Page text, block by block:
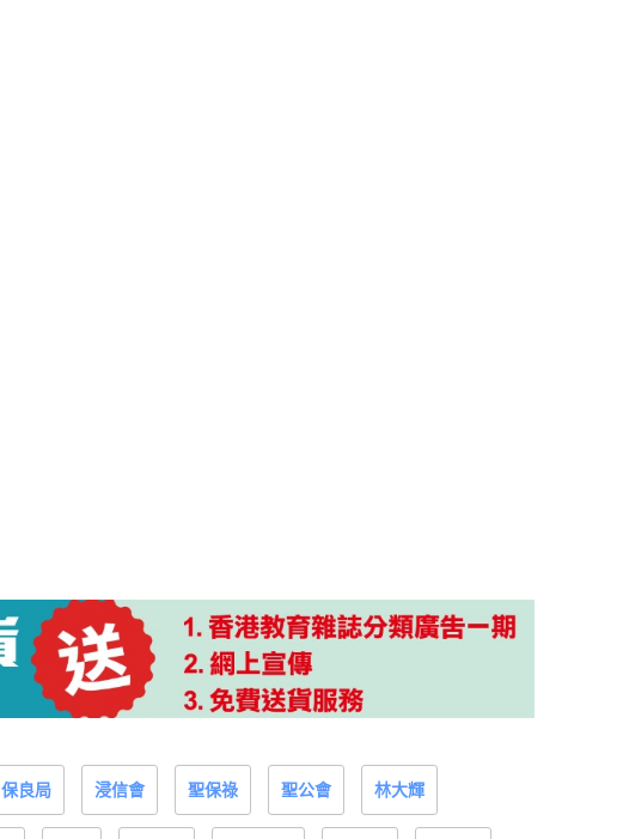
保良局 浸信會 聖保祿 聖公會 林大輝